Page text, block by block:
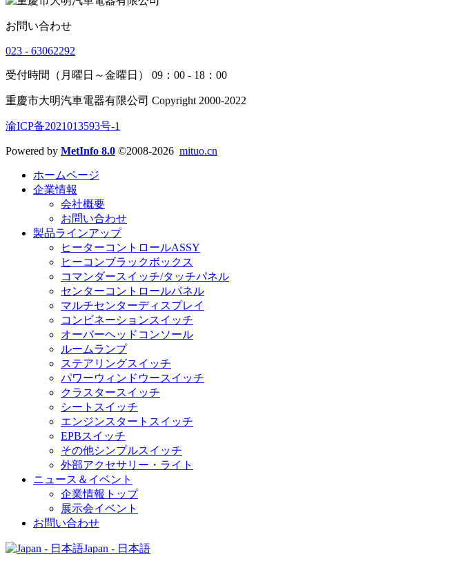
お問い合わせ
023 - 63062292
受付時間（月曜日～金曜日） 09：00 - 18：00
重慶市大明汽車電器有限公司 Copyright 2000-2022
渝ICP备2021013593号-1
Powered by MetInfo 8.0 ©2008-2026 mituo.cn
ホームページ
企業情報
会社概要
お問い合わせ
製品ラインアップ
ヒーターコントロールASSY
ヒーコンブラックボックス
コマンダースイッチ/タッチパネル
センターコントロールパネル
マルチセンターディスプレイ
コンビネーションスイッチ
オーバーヘッドコンソール
ルームランプ
ステアリングスイッチ
パワーウィンドウースイッチ
クラスタースイッチ
シートスイッチ
エンジンスタートスイッチ
EPBスイッチ
その他シンプルスイッチ
外部アクセサリー・ライト
ニュース＆イベント
企業情報トップ
展示会イベント
お問い合わせ
Japan - 日本語